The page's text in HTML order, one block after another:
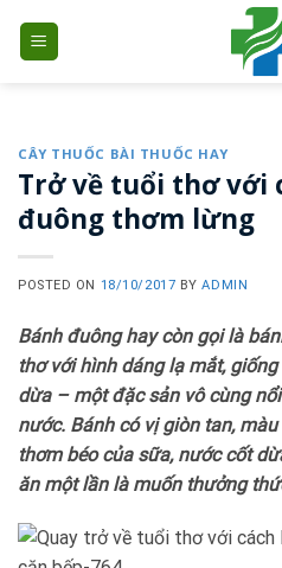
CÂY THUỐC BÀI THUỐC HAY
Trở về tuổi thơ với
đuông thơm lừng
POSTED ON 18/10/2017 BYADMIN
Bánh đuông hay còn gọi là
thơ với hình dáng lạ mắt,
dừa – một đặc sản vô cùng
nước. Bánh có vị giòn tan,
thơm béo của sữa, nước cốt
ăn một lần là muốn thưởng